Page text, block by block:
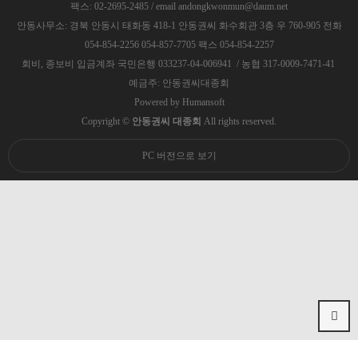
팩스: 02-2695-2485 / email andongkwonmun@daum.net
안동사무소: 경북 안동시 태화동 418-1 안동권씨 화수회관 3층 우 760-905 전화
054-854-2256 054-857-7705 팩스 054-854-2257
회비, 종보비 입금계좌 국민은행 033237-04-006941 / 농협 317-0009-7471-41
예금주: 안동권씨대종회
Powered by Humansoft
Copyright © 안동권씨 대종회 All rights reserved.
PC 버전으로 보기